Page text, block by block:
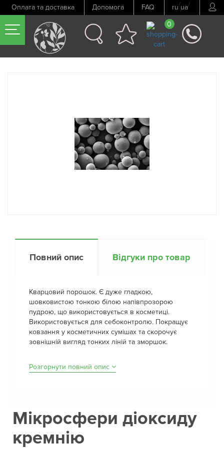
Оплата та доставка Допомога FAQ ru/ua/
0
Попередній товар Наступний товар
Повний опис Відгуки про товар
Кварцовий порошок. Є дуже гладкою,
шовковистою тонкою білою напівпрозорою
пудрою, що використовується в косметиці.
Використовується для себоконтролю. Покращує
ковзання у косметичних сумішах та скорочує
зовнішній вигляд тонких ліній та зморшок.
Розгорнути повний опис
Мікросфери діоксиду
кремнію